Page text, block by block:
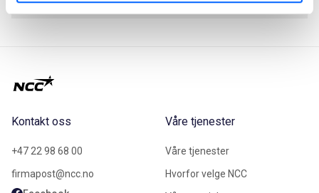
Kontakt oss
+47 22 98 68 00
firmapost@ncc.no
Våre tjenester
Våre tjenester
Hvorfor velge NCC